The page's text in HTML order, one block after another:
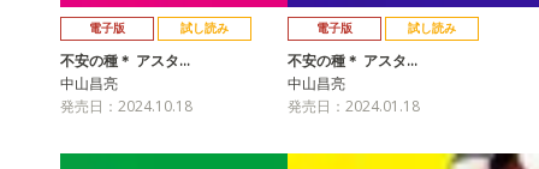
電子版 試し読み
不安の種＊ アスタ…
中山昌亮
発売日：2024.10.18
電子版 試し読み
不安の種＊ アスタ…
中山昌亮
発売日：2024.01.18